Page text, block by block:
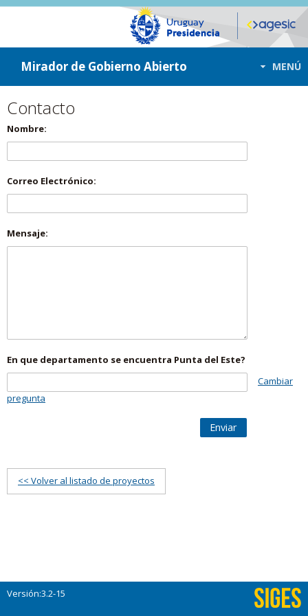
ir a contenido
ir al menú
Mirador de Gobierno Abierto MENÚ
Contacto
Nombre:
Correo Electrónico:
Mensaje:
En que departamento se encuentra Punta del Este?
Cambiar
pregunta
Enviar
<< Volver al listado de proyectos
Versión:3.2-15